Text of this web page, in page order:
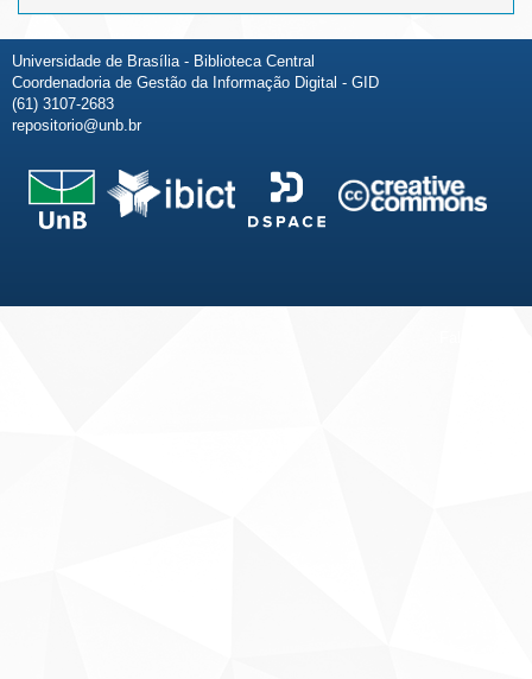
Universidade de Brasília - Biblioteca Central
Coordenadoria de Gestão da Informação Digital - GID
(61) 3107-2683
repositorio@unb.br